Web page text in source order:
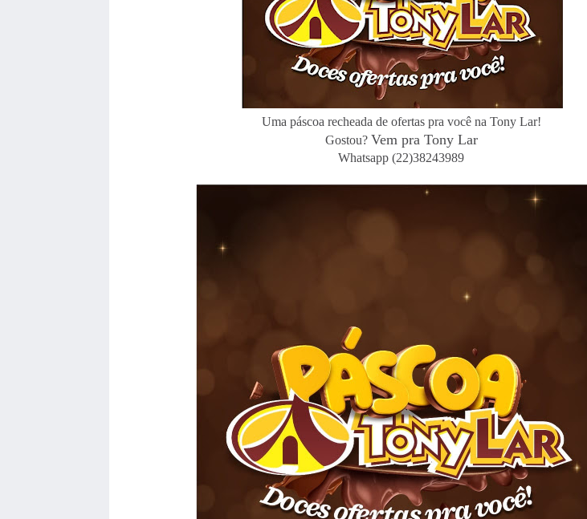
Uma páscoa recheada de ofertas pra você na Tony Lar!
Gostou? Vem pra Tony Lar
Whatsapp (22)38243989